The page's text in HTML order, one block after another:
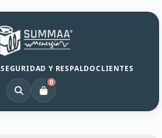
SEGURIDAD Y RESPALDOCLIENTES
0